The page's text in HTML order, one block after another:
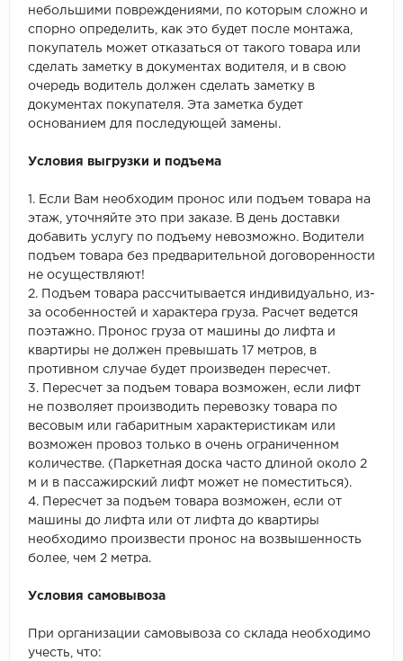
небольшими повреждениями, по которым сложно и
спорно определить, как это будет после монтажа,
покупатель может отказаться от такого товара или
сделать заметку в документах водителя, и в свою
очередь водитель должен сделать заметку в
документах покупателя. Эта заметка будет
основанием для последующей замены.
Условия выгрузки и подъема
1. Если Вам необходим пронос или подъем товара на
этаж, уточняйте это при заказе. В день доставки
добавить услугу по подъему невозможно. Водители
подъем товара без предварительной договоренности
не осуществляют!
2. Подъем товара рассчитывается индивидуально, из-
за особенностей и характера груза. Расчет ведется
поэтажно. Пронос груза от машины до лифта и
квартиры не должен превышать 17 метров, в
противном случае будет произведен пересчет.
3. Пересчет за подъем товара возможен, если лифт
не позволяет производить перевозку товара по
весовым или габаритным характеристикам или
возможен провоз только в очень ограниченном
количестве. (Паркетная доска часто длиной около 2
м и в пассажирский лифт может не поместиться).
4. Пересчет за подъем товара возможен, если от
машины до лифта или от лифта до квартиры
необходимо произвести пронос на возвышенность
более, чем 2 метра.
Условия самовывоза
При организации самовывоза со склада необходимо
учесть, что: